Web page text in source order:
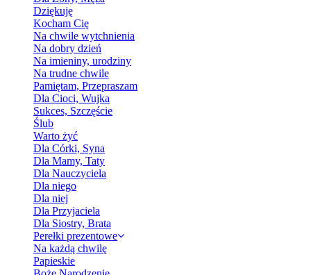
Dziękuję
Kocham Cię
Na chwile wytchnienia
Na dobry dzień
Na imieniny, urodziny
Na trudne chwile
Pamiętam, Przepraszam
Dla Cioci, Wujka
Sukces, Szczęście
Ślub
Warto żyć
Dla Córki, Syna
Dla Mamy, Taty
Dla Nauczyciela
Dla niego
Dla niej
Dla Przyjaciela
Dla Siostry, Brata
Perełki prezentowe
Na każdą chwilę
Papieskie